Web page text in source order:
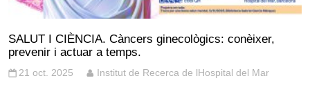
SALUT I CIÈNCIA. Càncers ginecològics: conèixer,
prevenir i actuar a temps.
21 oct. 2025 Institut de Recerca de lHospital del Mar